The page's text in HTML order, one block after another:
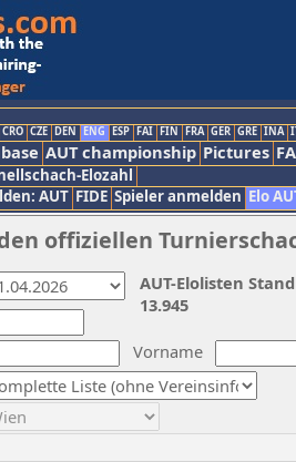
CRO CZE DEN ENG ESP FAI FIN FRA GER GRE INA
AUT championship Pictures
Elozahl
AUT FIDE Spieler anmelden Elo
offiziellen
Vorname
AUT-Elolisten
13.945